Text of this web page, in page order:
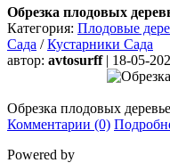
Обрезка плодовых
Категория: Плодовые
Сада /Кустарники Сада
автор: avtosurff| 18-05-
Обрезка плодовых
Комментарии (0)
Powered by